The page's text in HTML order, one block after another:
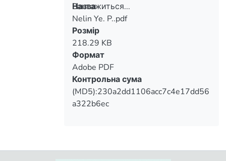
Вантажиться...
Вантажиться...
Назва
Nelin Ye. P..pdf
Розмір
218.29 KB
Формат
Adobe PDF
Контрольна сума
(MD5):230a2dd1106acc7c4e17dd56
a322b6ec